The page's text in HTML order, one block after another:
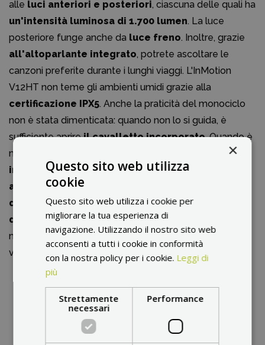
alle luci anteriori e posteriori, ciascuna delle quali ha
un'intensità luminosa di 1.700 lumen. La luce
posteriore funge anche da luce freno. Inoltre, grazie
all'altoparlante integrato, potrete ascoltare le
canzoni preferite durante i lunghi viaggi. L'InMotion
V12HT non teme gli ambienti umidi grazie alla
certificazione IPX5. Anche la praticità del monociclo
non è stata dimenticata: quando non lo si guida, è
sufficiente aprireil cavalletto incorporato. Quando è
necessario spingerlo, è sufficiente estrarre
il supporto
integratoo sollevarlo dalla maniglia con
antirotolamento incorporato
di 49,7 cm, un'altezza di 60,7 cm e una larghezza
di 19 cmcon i pedali ripiegati oun peso di 31,5 kg
non avrete problemi a prenderlo e a portarlo dove
volete.
×
Questo sito web utilizza
cookie
Questo sito web utilizza i cookie per
migliorare la tua esperienza di
navigazione. Utilizzando il nostro sito web
acconsenti a tutti i cookie in conformità
con la nostra policy per i cookie. Leggi di
più
Strettamente
necessari
Performance